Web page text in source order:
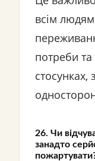
всім людям
потреби
стосунках,
26. Чи
занадто